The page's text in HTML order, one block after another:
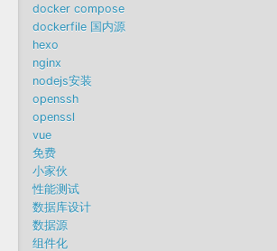
docker compose
dockerfile 国内源
hexo
nginx
nodejs安装
openssh
openssl
vue
免费
小家伙
性能测试
数据库设计
数据源
组件化